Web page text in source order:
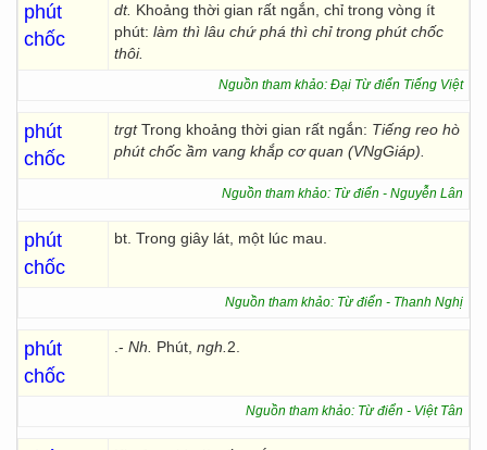
phút
chốc
dt. Khoảng thời gian rất ngắn, chỉ trong vòng ít
phút: làm thì lâu chứ phá thì chỉ trong phút chốc
thôi.
Nguồn tham khảo: Đại Từ điển Tiếng Việt
phút
chốc
trgtTrong khoảng thời gian rất ngắn: Tiếng reo hò
phút chốc ầm vang khắp cơ quan (VNgGiáp).
Nguồn tham khảo: Từ điển - Nguyễn Lân
phút
chốc
bt. Trong giây lát, một lúc mau.
Nguồn tham khảo: Từ điển - Thanh Nghị
phút
chốc
.- Nh. Phút, ngh. 2.
Nguồn tham khảo: Từ điển - Việt Tân